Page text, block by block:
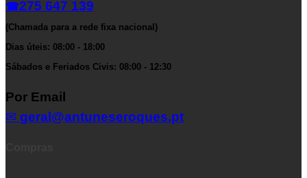
☎275 647 139
(Chamada para a rede fixa nacional)
Dias úteis: 08:00 - 18:00
Sábados e Feriados Civis: 08:00 - 12:30
Por Email
✉ geral@antuneseroques.pt